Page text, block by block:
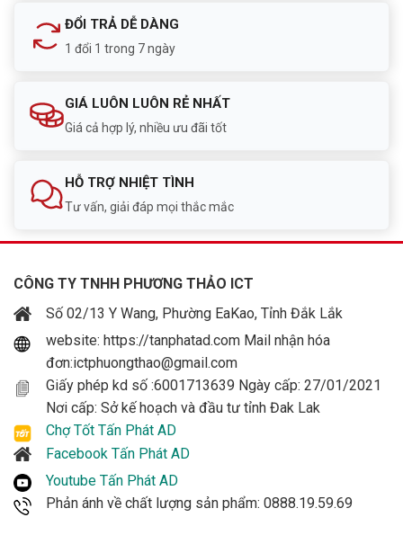
ĐỔI TRẢ DỄ DÀNG
1 đổi 1 trong 7 ngày
GIÁ LUÔN LUÔN RẺ NHẤT
Giá cả hợp lý, nhiều ưu đãi tốt
HỖ TRỢ NHIỆT TÌNH
Tư vấn, giải đáp mọi thắc mắc
CÔNG TY TNHH PHƯƠNG THẢO ICT
Số 02/13 Y Wang, Phường EaKao, Tỉnh Đắk Lắk
website: https://tanphatad.com Mail nhận hóa
đơn:ictphuongthao@gmail.com
Giấy phép kd số :6001713639 Ngày cấp: 27/01/2021
Nơi cấp: Sở kế hoạch và đầu tư tỉnh Đak Lak
Chợ Tốt Tấn Phát AD
Facebook Tấn Phát AD
Youtube Tấn Phát AD
Phản ánh về chất lượng sản phẩm: 0888.19.59.69